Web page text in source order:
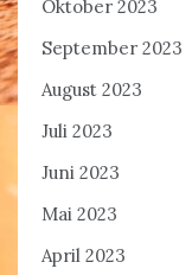
Oktober 2023
September 2023
August 2023
Juli 2023
Juni 2023
Mai 2023
April 2023